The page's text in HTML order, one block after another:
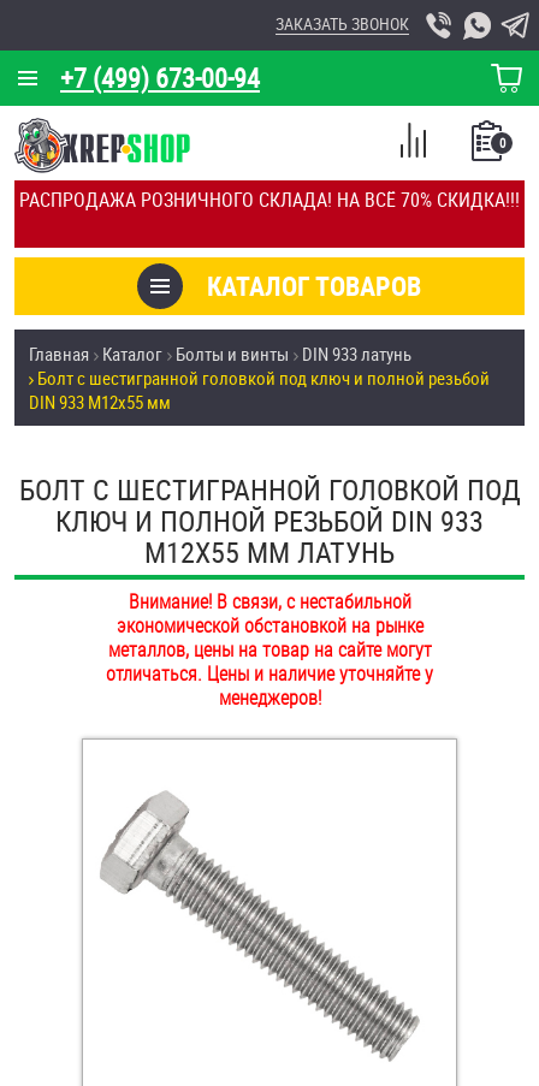
РАСПРОДАЖА РОЗНИЧНОГО СКЛАДА! НА ВСЁ 70% СКИДКА!!!
+7 (499) 673-00-94
ЗАКАЗАТЬ ЗВОНОК
КОРЗИНА
О КОМПАНИИ
КАЛЬКУЛЯТОР
ОТЗЫВЫ
УСЛУГИ
СКИДКИ
ПОКУПАТЕЛЯМ
ОПЛАТА И ДОСТАВКА
НАШИ МАГАЗИНЫ
КАТАЛОГ ТОВАРОВ
0
СПИСОК
СРАВНЕНИЕ
Товары со скидкой
Анкеры
Болты и винты
Втулки
Заклепки (Гайки-Заклепки)
Крюки, кольца с метрической резьбой
Крюки, кольца с шурупной резьбой
Главная Каталог Болты и винты
DIN 933 латунь
Болт с шестигранной головкой под ключ и полной резьбой
DIN 933 М12х55 мм
БОЛТ С ШЕСТИГРАННОЙ ГОЛОВКОЙ ПОД
КЛЮЧ И ПОЛНОЙ РЕЗЬБОЙ DIN 933
М12Х55 ММ ЛАТУНЬ
Внимание! В связи, с нестабильной
экономической обстановкой на рынке
металлов, цены на товар на сайте могут
отличаться. Цены и наличие уточняйте у
менеджеров!